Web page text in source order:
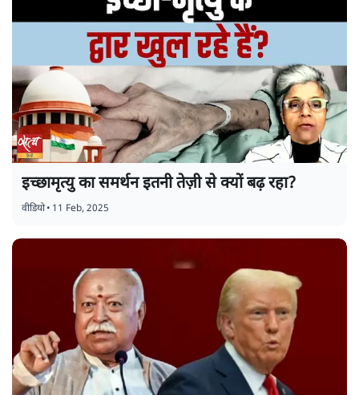
इच्छामृत्यु का समर्थन इतनी तेज़ी से क्यों बढ़ रहा?
वीडियो• 11 Feb, 2025